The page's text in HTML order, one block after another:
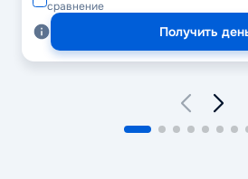
сравнение
Получить